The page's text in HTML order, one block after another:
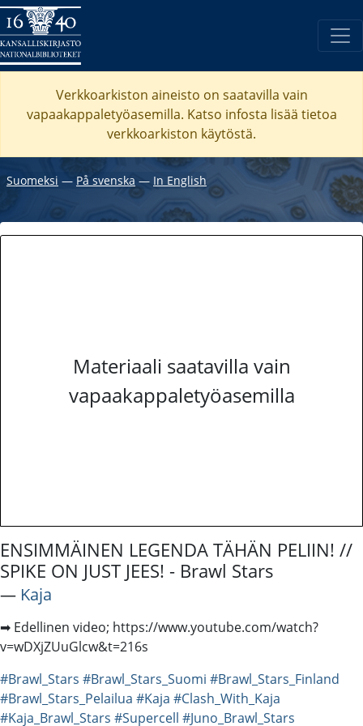
Verkkoarkiston aineisto on saatavilla vain
vapaakappaletyöasemilla. Katso infosta lisää tietoa
verkkoarkiston käytöstä.
Suomeksi ― På svenska ― In English
Materiaali saatavilla vain
vapaakappaletyöasemilla
ENSIMMÄINEN LEGENDA TÄHÄN PELIIN! //
SPIKE ON JUST JEES! - Brawl Stars
― Kaja
➡ Edellinen video; https://www.youtube.com/watch?
v=wDXjZUuGlcw&t=216s
#Brawl_Stars #Brawl_Stars_Suomi #Brawl_Stars_Finland
#Brawl_Stars_Pelailua #Kaja #Clash_With_Kaja
#Kaja_Brawl_Stars #Supercell #Juno_Brawl_Stars